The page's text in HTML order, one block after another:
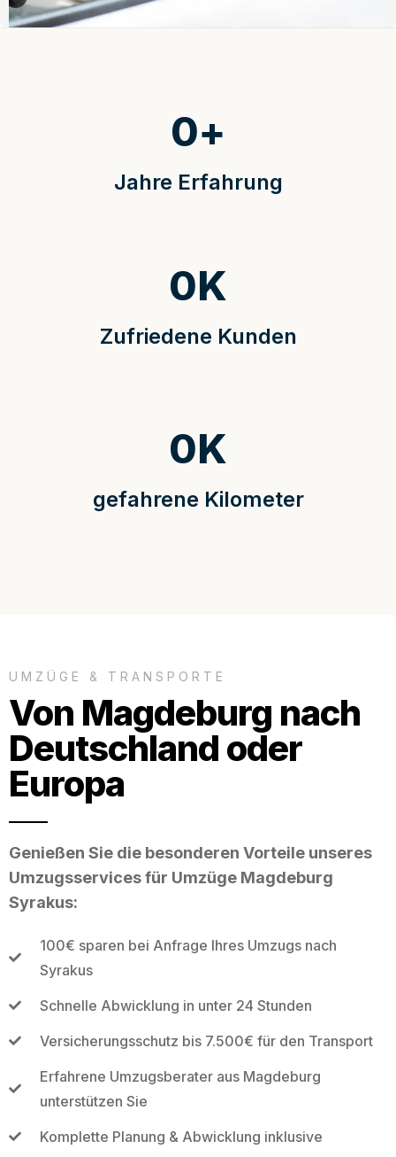
Jahre Erfahrung
0+
Zufriedene Kunden
0K
gefahrene Kilometer
0K
UMZÜGE & TRANSPORTE
Von Magdeburg nach
Deutschland oder
Europa
Genießen Sie die besonderen Vorteile unseres
Umzugsservices für Umzüge Magdeburg
Syrakus:
100€ sparen bei Anfrage Ihres Umzugs nach
Syrakus
Schnelle Abwicklung in unter 24 Stunden
Versicherungsschutz bis 7.500€ für den Transport
Erfahrene Umzugsberater aus Magdeburg
unterstützen Sie
Komplette Planung & Abwicklung inklusive